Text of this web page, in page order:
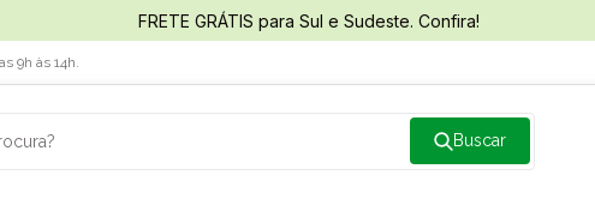
FRETE GRÁTIS para Sul e Sudeste. Confira!
9h às 14h.